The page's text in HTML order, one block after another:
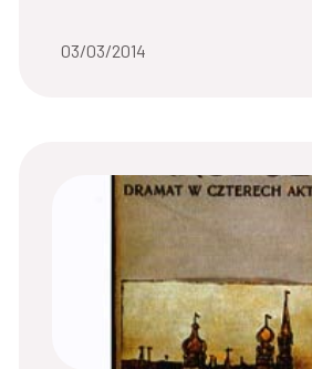
Date of the news::
03/03/2014